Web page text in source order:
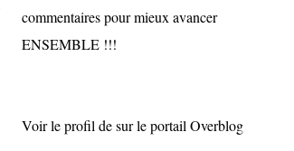
commentaires pour mieux avancer
ENSEMBLE !!!
Voir le profil desur le portail Overblog